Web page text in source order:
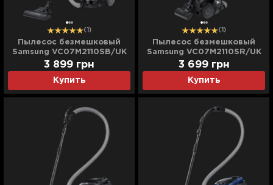
(1)
Пылесос безмешковый
Samsung VC07M2110SB/UK
(Blue)
Купить
3 899 грн
(1)
Пылесос безмешковый
Samsung VC07M2110SR/UK
(Red)
Купить
3 699 грн